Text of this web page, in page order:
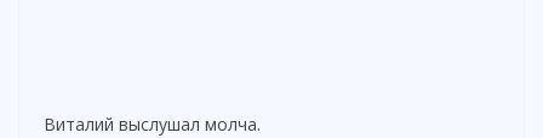
Виталий выслушал молча.